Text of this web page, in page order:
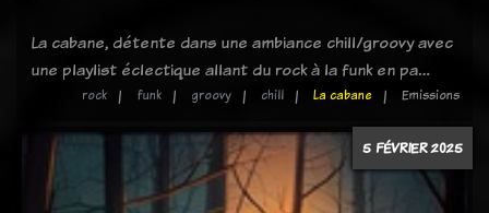
La cabane, détente dans une ambiance chill/groovy avec
une playlist éclectique allant du rock à la funk en pa…
rock funk groovy chill La cabane Emissions
5 FÉVRIER 2025